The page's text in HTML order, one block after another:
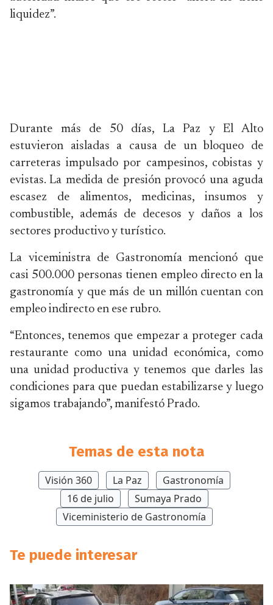
liquidez”.
Durante más de 50 días, La Paz y El Alto
estuvieron aisladas a causa de un bloqueo de
carreteras impulsado por campesinos, cobistas y
evistas. La medida de presión provocó una aguda
escasez de alimentos, medicinas, insumos y
combustible, además de decesos y daños a los
sectores productivo y turístico.
La viceministra de Gastronomía mencionó que
casi 500.000 personas tienen empleo directo en la
gastronomía y que más de un millón cuentan con
empleo indirecto en ese rubro.
“Entonces, tenemos que empezar a proteger cada
restaurante como una unidad económica, como
una unidad productiva y tenemos que darles las
condiciones para que puedan estabilizarse y luego
sigamos trabajando”, manifestó Prado.
Temas de esta nota
Visión 360 La Paz
Gastronomía
16 de julio
Sumaya Prado
Viceministerio de Gastronomía
Te puede interesar